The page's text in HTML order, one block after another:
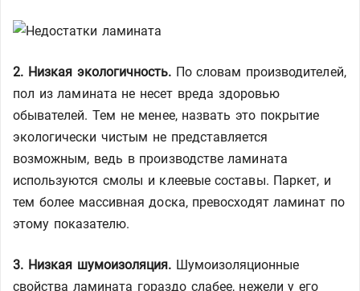
2. Низкая экологичность.По словам производителей,
пол из ламината не несет вреда здоровью
обывателей. Тем не менее, назвать это покрытие
экологически чистым не представляется
возможным, ведь в производстве ламината
используются смолы и клеевые составы. Паркет, и
тем более массивная доска, превосходят ламинат по
этому показателю.
3. Низкая шумоизоляция.Шумоизоляционные
свойства ламината гораздо слабее, нежели у его